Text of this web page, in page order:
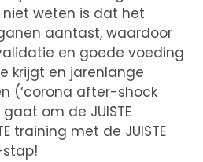
niet weten is dat het
aantast, waardoor
en goede voeding
krijgt en jarenlange
(‘corona after-shock
om de JUISTE
training met de JUISTE